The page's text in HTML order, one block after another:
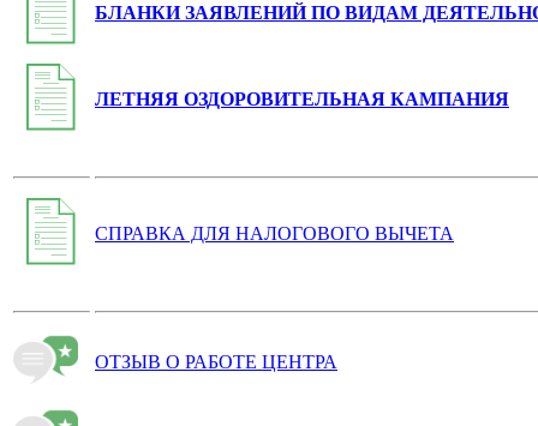
БЛАНКИ ЗАЯВЛЕНИЙ ПО ВИДАМ
ЛЕТНЯЯ ОЗДОРОВИТЕЛЬНАЯ КАМПАНИЯ
СПРАВКА ДЛЯ НАЛОГОВОГО ВЫЧЕТА
ОТЗЫВ О РАБОТЕ ЦЕНТРА